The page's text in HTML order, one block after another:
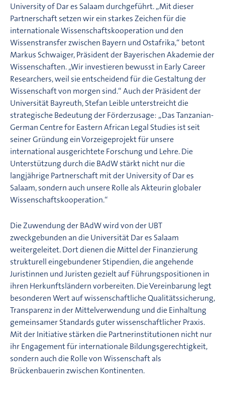
University of Dar es Salaam durchgeführt. „Mit dieser
Partnerschaft setzen wir ein starkes Zeichen für die
internationale Wissenschaftskooperation und den
Wissenstransfer zwischen Bayern und Ostafrika,“ betont
Markus Schwaiger, Präsident der Bayerischen Akademie der
Wissenschaften. „Wir investieren bewusst in Early Career
Researchers, weil sie entscheidend für die Gestaltung der
Wissenschaft von morgen sind.“ Auch der Präsident der
Universität Bayreuth, Stefan Leible unterstreicht die
strategische Bedeutung der Förderzusage: „Das Tanzanian-
German Centre for Eastern African Legal Studies ist seit
seiner Gründung ein Vorzeigeprojekt für unsere
international ausgerichtete Forschung und Lehre. Die
Unterstützung durch die BAdW stärkt nicht nur die
langjährige Partnerschaft mit der University of Dar es
Salaam, sondern auch unsere Rolle als Akteurin globaler
Wissenschaftskooperation.“
Die Zuwendung der BAdW wird von der UBT
zweckgebunden an die Universität Dar es Salaam
weitergeleitet. Dort dienen die Mittel der Finanzierung
strukturell eingebundener Stipendien, die angehende
Juristinnen und Juristen gezielt auf Führungspositionen in
ihren Herkunftsländern vorbereiten. Die Vereinbarung legt
besonderen Wert auf wissenschaftliche Qualitätssicherung,
Transparenz in der Mittelverwendung und die Einhaltung
gemeinsamer Standards guter wissenschaftlicher Praxis.
Mit der Initiative stärken die Partnerinstitutionen nicht nur
ihr Engagement für internationale Bildungsgerechtigkeit,
sondern auch die Rolle von Wissenschaft als
Brückenbauerin zwischen Kontinenten.